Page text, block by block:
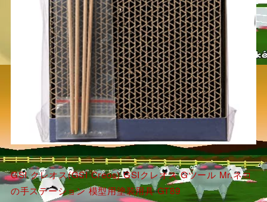
GSI クレオス(GSI Creos) GSIクレオス Gツール Mr.ネコ
の手ステーション 模型用塗装用具 GT89